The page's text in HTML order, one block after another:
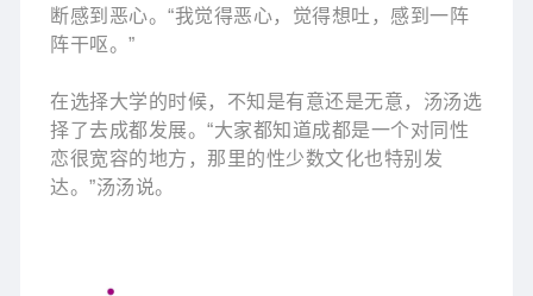
断感到恶心。“我觉得恶心，觉得想吐，感到一阵
阵干呕。”
在选择大学的时候，不知是有意还是无意，汤汤选
择了去成都发展。“大家都知道成都是一个对同性
恋很宽容的地方，那里的性少数文化也特别发
达。”汤汤说。